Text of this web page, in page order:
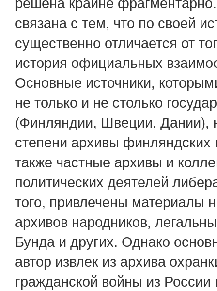
связана с тем, что по своей
существенно отличается от
история официальных
Основные источники,
не только и не столько
(Финляндии, Швеции, Дании),
степени архивы финляндских
также частные архивы и
политических деятелей
того, привлечены материалы
архивов народников,
Бунда и других. Однако
автор извлек из архива
гражданской войны из